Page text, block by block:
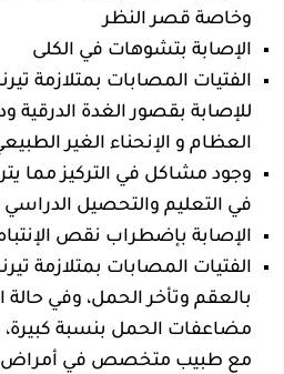
وخاصة قصر النظر
الإصابة بتشوهات في الكلى
الفتيات المصابات بمتلازمة
للإصابة بقصور الغدة
العظام و الإنحناء الغير
وجود مشاكل في التركيز مما
في التعليم والتحصيل الدراسي
الإصابة بإضطراب نقص
الفتيات المصابات بمتلازمة
بالعقم وتأخر الحمل، وفي
مضاعفات الحمل بنسبة
مع طبيب متخصص في أمراض